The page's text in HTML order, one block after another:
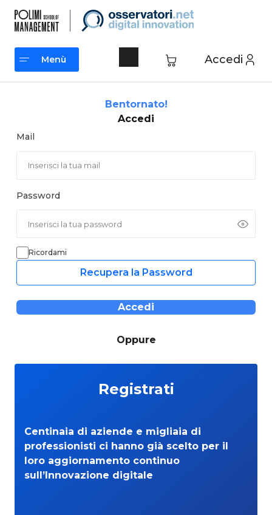
contenuto
Accedi
Menù
Bentornato!
Accedi
Mail
Password
Ricordami
Recupera la Password
Accedi
Oppure
Registrati
Centinaia di aziende e migliaia di
professionisti ci hanno già scelto per il
loro aggiornamento continuo
sull’Innovazione digitale